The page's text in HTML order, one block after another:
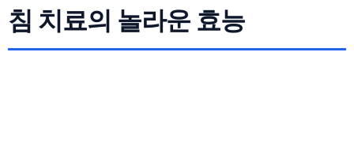
침 치료의 놀라운 효능